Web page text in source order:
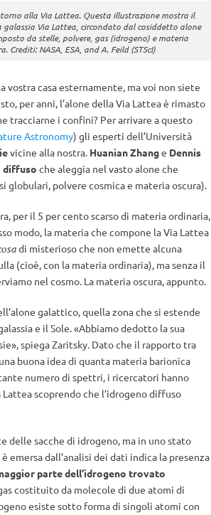
alla Via Lattea. Questa illustrazione mostra il
galassia Via Lattea, circondato dal cosiddetto alone
da stelle, polvere, gas (idrogeno) e materia
Crediti: NASA, ESA, and A. Feild (STScI)
vostra casa esternamente, ma voi non siete
per anni, l’alone della Via Lattea è rimasto
tracciarne i confini? Per arrivare a questo
Astronomy) gli esperti dell’Università
vicine alla nostra. Huanian Zhange Dennis
diffuso che aleggia nel vasto alone che
globulari, polvere cosmica e materia oscura).
per il 5 per cento scarso di materia ordinaria,
modo, la materia che compone la Via Lattea
di misterioso che non emette alcuna
(cioè, con la materia ordinaria), ma senza il
nel cosmo. La materia oscura, appunto.
galattico, quella zona che si estende
e il Sole. «Abbiamo dedotto la sua
spiega Zaritsky. Dato che il rapporto tra
buona idea di quanta materia barionica
numero di spettri, i ricercatori hanno
scoprendo che l’idrogeno diffuso
delle sacche di idrogeno, ma in uno stato
emersa dall’analisi dei dati indica la presenza
parte dell’idrogeno trovato
costituito da molecole di due atomi di
esiste sotto forma di singoli atomi con